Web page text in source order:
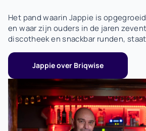
Het pand waarin Jappie is
en waar zijn ouders in de jaren
discotheek en snackbar runden,
beslissing is genomen: hier gaan ze
verwezenlijken.
Jappie over Briqwise